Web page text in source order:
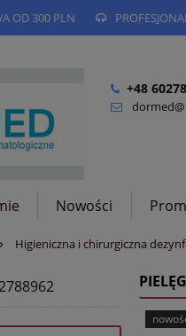
OD 300 PLN
+48
Nowości
Higieniczna i chirurgiczna